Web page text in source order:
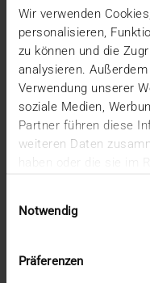
Wir verwenden
personalisieren,
zu können und die
analysieren.
Verwendung unserer
soziale Medien,
Partner führen diese
weiteren Daten
Notwendig
Präferenzen
Juli (4)
Juni (4)
Mai (3)
April (1)
Februar (2)
Januar (5)
September (3)
Juni (1)